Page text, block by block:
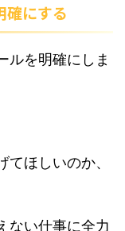
確にする
ルを明確にしま
ほしいのか、
ない仕事に全力